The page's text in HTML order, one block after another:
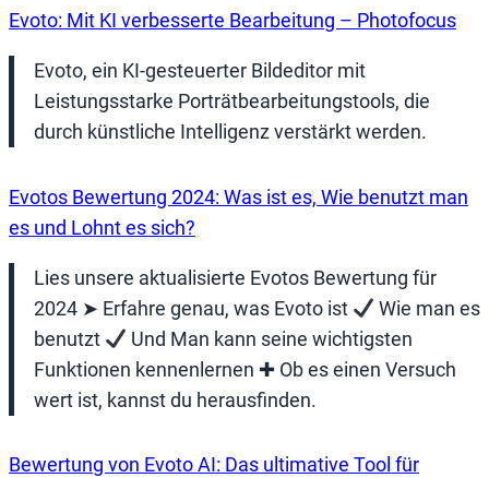
Evoto: Mit KI verbesserte Bearbeitung – Photofocus
Evoto, ein KI-gesteuerter Bildeditor mit
Leistungsstarke Porträtbearbeitungstools, die
durch künstliche Intelligenz verstärkt werden.
Evotos Bewertung 2024: Was ist es, Wie benutzt man
es und Lohnt es sich?
Lies unsere aktualisierte Evotos Bewertung für
2024 ➤ Erfahre genau, was Evoto ist
Wie man es
benutzt
Und Man kann seine wichtigsten
Funktionen kennenlernen ✚ Ob es einen Versuch
wert ist, kannst du herausfinden.
Bewertung von Evoto AI: Das ultimative Tool für